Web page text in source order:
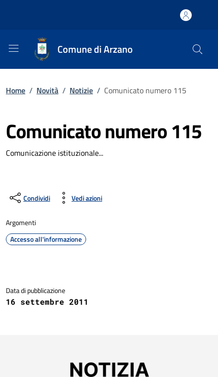
Comune di Arzano
Home / Novità / Notizie / Comunicato numero 115
Comunicato numero 115
Comunicazione istituzionale...
Condividi Vedi azioni
Argomenti
Accesso all'informazione
Data di pubblicazione
16 settembre 2011